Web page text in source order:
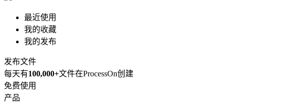
最近使用
我的收藏
我的发布
发布文件
每天有100,000+文件在ProcessOn创建
免费使用
产品